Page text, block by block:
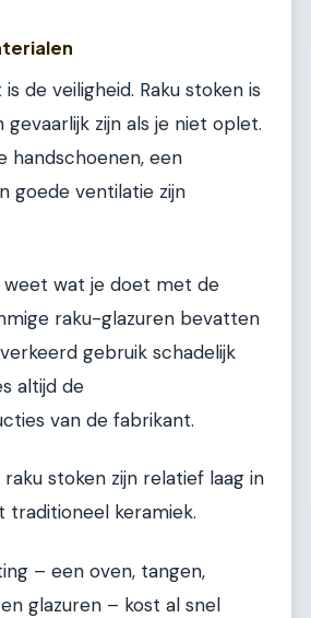
de veiligheid. Raku stoken is
gevaarlijk zijn als je niet oplet.
handschoenen, een
goede ventilatie zijn
weet wat je doet met de
raku-glazuren bevatten
gebruik schadelijk
altijd de
van de fabrikant.
stoken zijn relatief laag in
traditioneel keramiek.
– een oven, tangen,
glazuren – kost al snel